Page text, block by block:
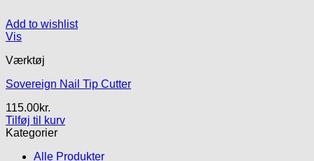
Add to wishlist
Vis
Værktøj
Sovereign Nail Tip Cutter
115.00kr.
Tilføj til kurv
Kategorier
Alle Produkter